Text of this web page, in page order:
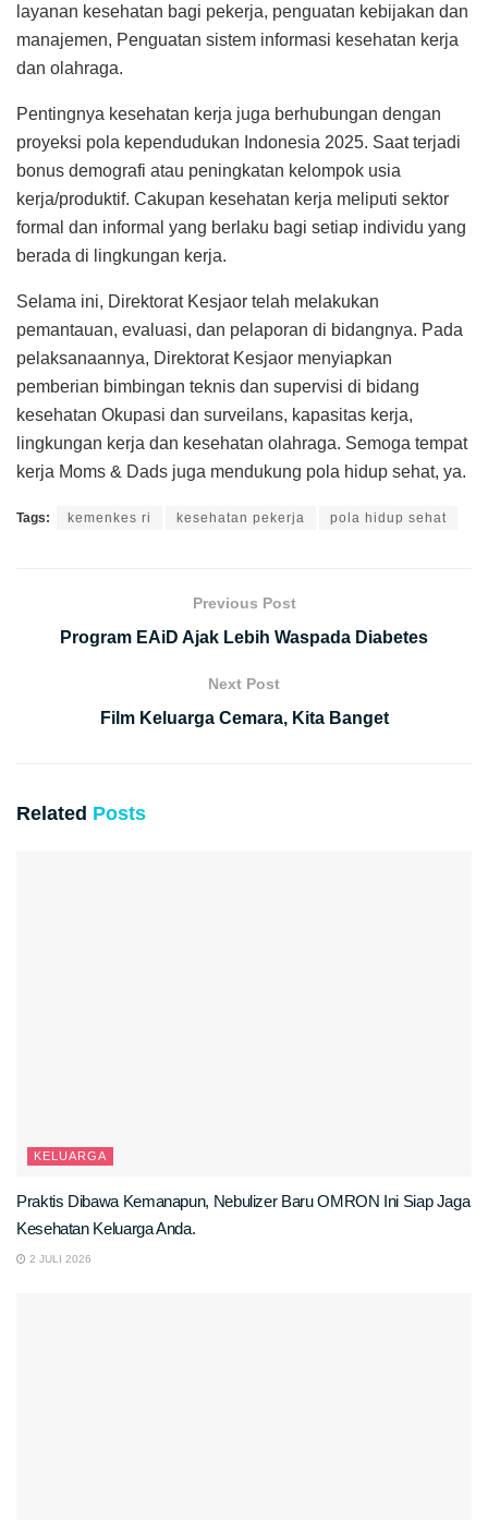
layanan kesehatan bagi pekerja, penguatan kebijakan dan
manajemen, Penguatan sistem informasi kesehatan kerja
dan olahraga.
Pentingnya kesehatan kerja juga berhubungan dengan
proyeksi pola kependudukan Indonesia 2025. Saat terjadi
bonus demografi atau peningkatan kelompok usia
kerja/produktif. Cakupan kesehatan kerja meliputi sektor
formal dan informal yang berlaku bagi setiap individu yang
berada di lingkungan kerja.
Selama ini, Direktorat Kesjaor telah melakukan
pemantauan, evaluasi, dan pelaporan di bidangnya. Pada
pelaksanaannya, Direktorat Kesjaor menyiapkan
pemberian bimbingan teknis dan supervisi di bidang
kesehatan Okupasi dan surveilans, kapasitas kerja,
lingkungan kerja dan kesehatan olahraga. Semoga tempat
kerja Moms & Dads juga mendukung pola hidup sehat, ya.
Tags: kemenkes ri kesehatan pekerja pola hidup sehat
Previous Post
Program EAiD Ajak Lebih Waspada Diabetes
Next Post
Film Keluarga Cemara, Kita Banget
Related Posts
KELUARGA
Praktis Dibawa Kemanapun, Nebulizer Baru OMRON Ini Siap Jaga
Kesehatan Keluarga Anda.
2 JULI 2026